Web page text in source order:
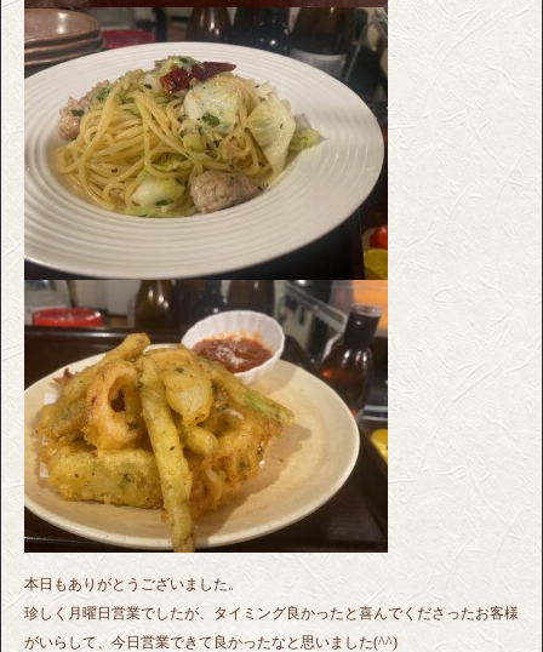
本日もありがとうございました。
珍しく月曜日営業でしたが、タイミング良かったと喜んでくださったお客様
がいらして、今日営業できて良かったなと思いました(^^)